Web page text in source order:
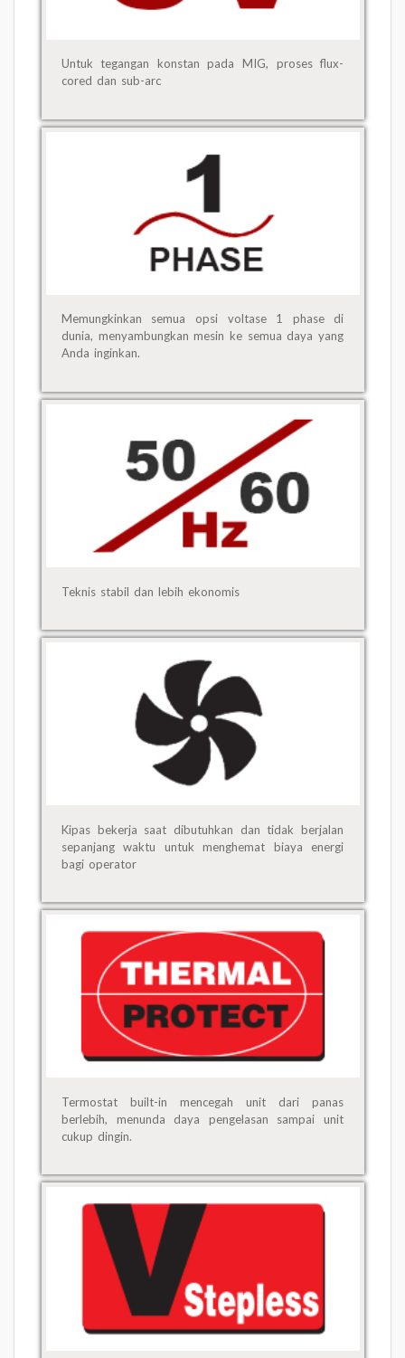
Untuk tegangan konstan pada MIG, proses flux-
cored dan sub-arc
Memungkinkan semua opsi voltase 1 phase di
dunia, menyambungkan mesin ke semua daya yang
Anda inginkan.
Teknis stabil dan lebih ekonomis
Kipas bekerja saat dibutuhkan dan tidak berjalan
sepanjang waktu untuk menghemat biaya energi
bagi operator
Termostat built-in mencegah unit dari panas
berlebih, menunda daya pengelasan sampai unit
cukup dingin.